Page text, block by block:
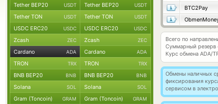
BTC2Pay
Всего по
Суммарный резерв
Курс обмена ADA/
Обмены наличных
фиксирования
сервисом в
Tether BEP20 USDT Tether BEP20 USDT
Tether TON USDT Tether TON USDT
USDC ERC20 USDC USDC ERC20 USDC
Zcash ZEC Zcash ZEC
Cardano ADA Cardano ADA
TRON TRX TRON TRX
BNB BEP20 BNB BNB BEP20 BNB
Solana SOL Solana SOL
Gram (Toncoin) GRAM Gram (Toncoin) GRAM